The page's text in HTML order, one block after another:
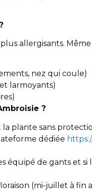
plus allergisants.
nez qui coule)
larmoyants)
?
plante sans
dédiée
équipé de gants et si
(mi-juillet à fin